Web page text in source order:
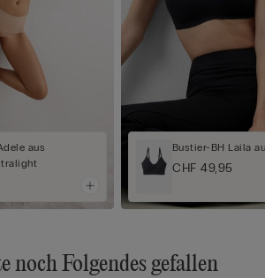
aus
Bustier-BH Laila
CHF 49,95
noch Folgendes gefallen